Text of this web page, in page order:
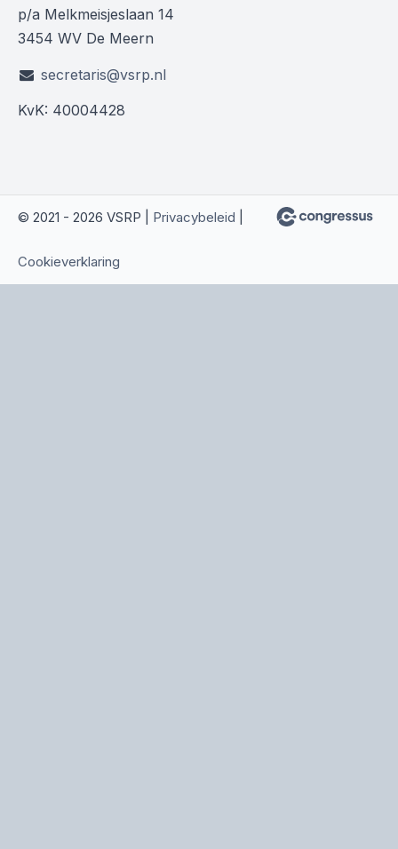
p/a Melkmeisjeslaan 14
3454 WV De Meern
secretaris@vsrp.nl
KvK: 40004428
© 2021 - 2026 VSRP | Privacybeleid
Cookieverklaring